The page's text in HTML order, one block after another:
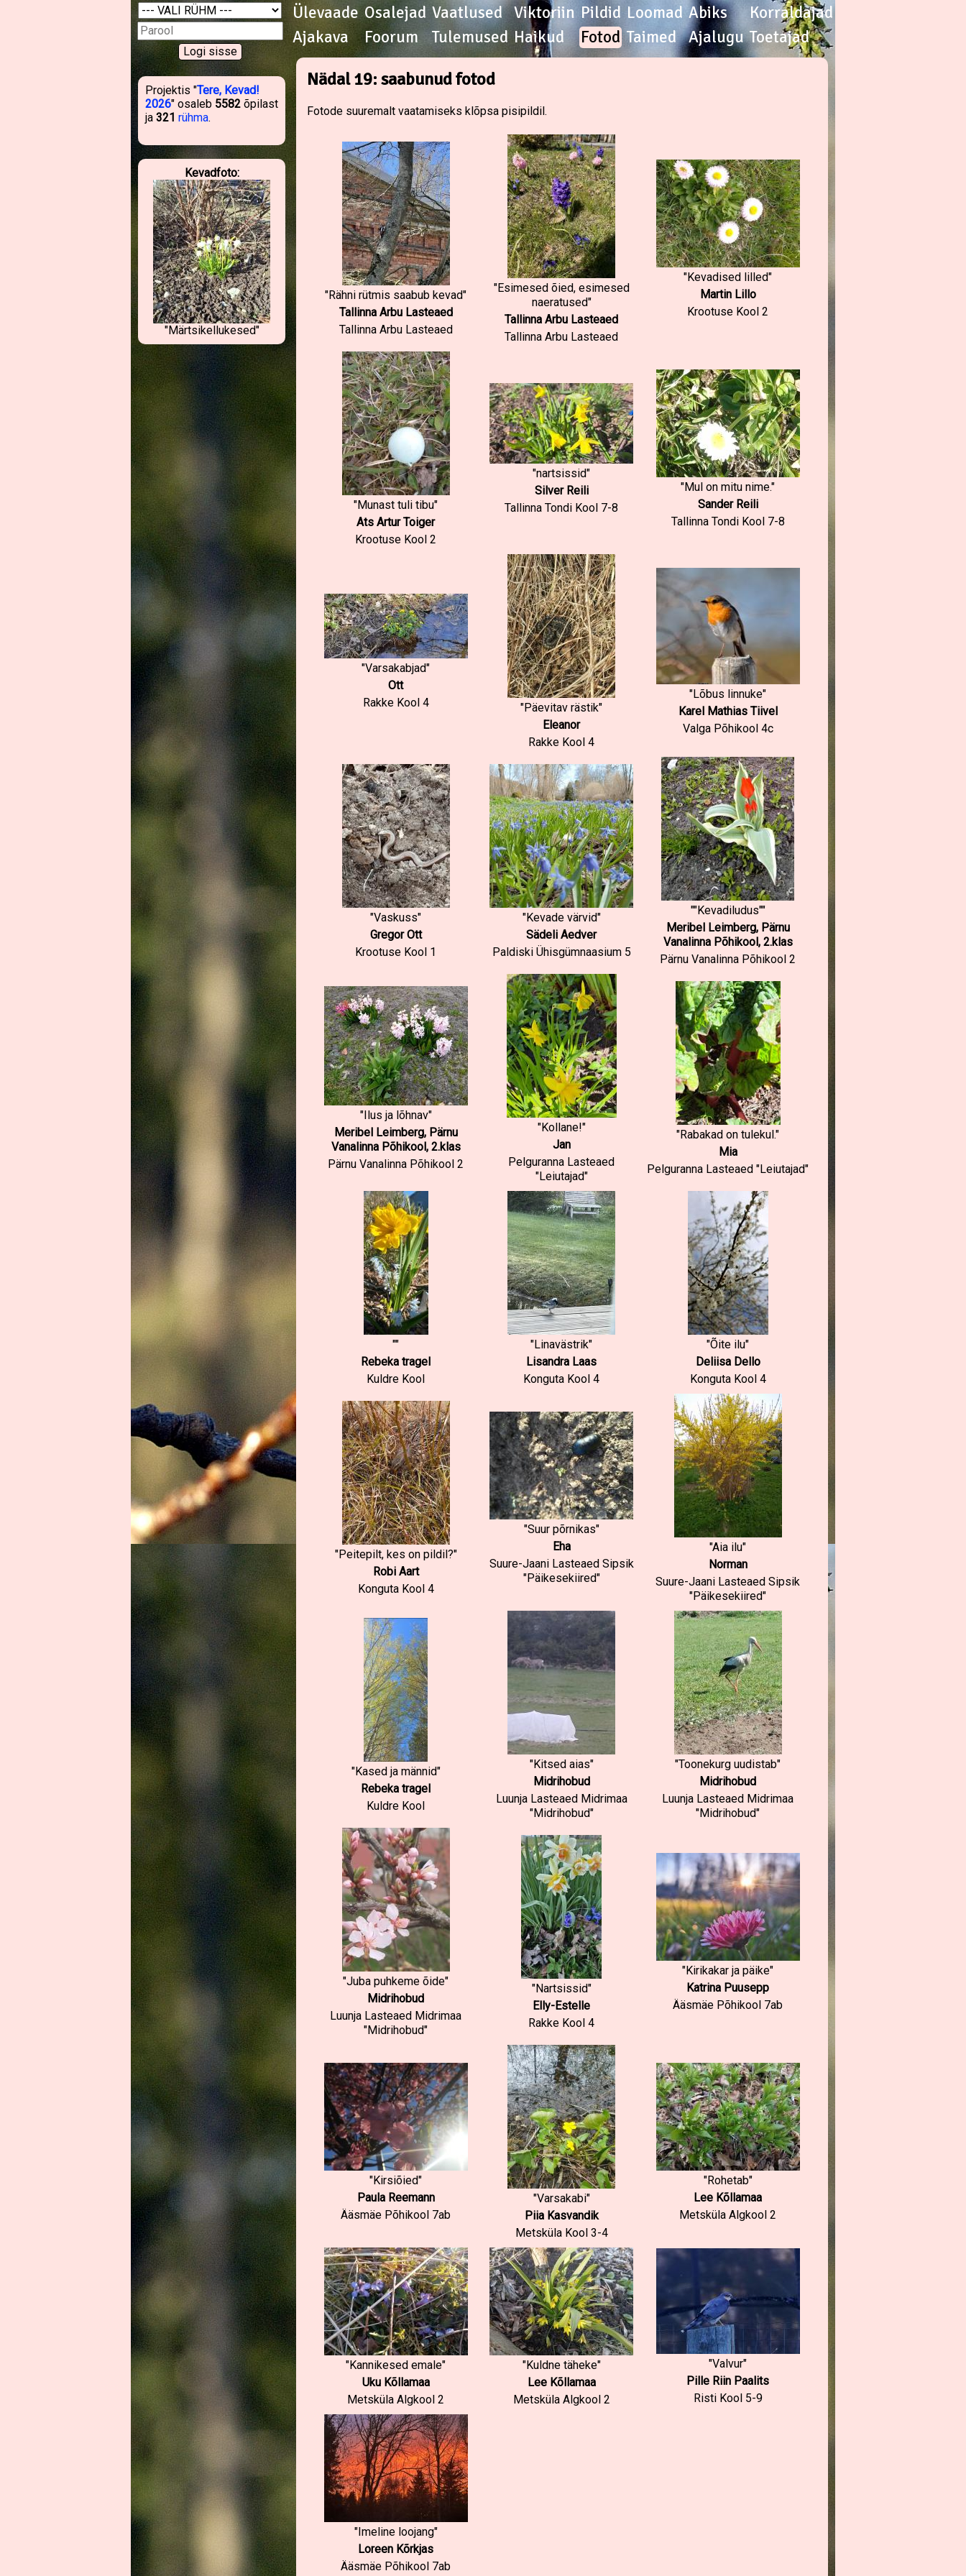
Projektis "Tere, Kevad!
2026" osaleb 5582 õpilast
ja 321 rühma.
Kevadfoto:
"Märtsikellukesed"
Ülevaade Osalejad Vaatlused Viktoriin Pildid Loomad Abiks
Korraldajad
Ajakava
Foorum Tulemused Haikud Fotod Taimed Ajalugu Toetajad
Nädal 19: saabunud fotod
Fotode suuremalt vaatamiseks klõpsa pisipildil.
"Rähni rütmis saabub kevad"
Tallinna Arbu Lasteaed
Tallinna Arbu Lasteaed
"Esimesed õied, esimesed
naeratused"
Tallinna Arbu Lasteaed
Tallinna Arbu Lasteaed
"Kevadised lilled"
Martin Lillo
Krootuse Kool 2
"Munast tuli tibu"
Ats Artur Toiger
Krootuse Kool 2
"nartsissid"
Silver Reili
Tallinna Tondi Kool 7-8
"Mul on mitu nime."
Sander Reili
Tallinna Tondi Kool 7-8
"Varsakabjad"
Ott
Rakke Kool 4
"Päevitav rästik"
Eleanor
Rakke Kool 4
"Lõbus linnuke"
Karel Mathias Tiivel
Valga Põhikool 4c
"Vaskuss"
Gregor Ott
Krootuse Kool 1
"Kevade värvid"
Sädeli Aedver
Paldiski Ühisgümnaasium 5
""Kevadiludus""
Meribel Leimberg, Pärnu
Vanalinna Põhikool, 2.klas
Pärnu Vanalinna Põhikool 2
"Ilus ja lõhnav"
Meribel Leimberg, Pärnu
Vanalinna Põhikool, 2.klas
Pärnu Vanalinna Põhikool 2
"Kollane!"
Jan
Pelguranna Lasteaed
"Leiutajad"
"Rabakad on tulekul."
Mia
Pelguranna Lasteaed "Leiutajad"
""
Rebeka tragel
Kuldre Kool
"Linavästrik"
Lisandra Laas
Konguta Kool 4
"Õite ilu"
Deliisa Dello
Konguta Kool 4
"Peitepilt, kes on pildil?"
Robi Aart
Konguta Kool 4
"Suur põrnikas"
Eha
Suure-Jaani Lasteaed Sipsik
"Päikesekiired"
"Aia ilu"
Norman
Suure-Jaani Lasteaed Sipsik
"Päikesekiired"
"Kased ja männid"
Rebeka tragel
Kuldre Kool
"Kitsed aias"
Midrihobud
Luunja Lasteaed Midrimaa
"Midrihobud"
"Toonekurg uudistab"
Midrihobud
Luunja Lasteaed Midrimaa
"Midrihobud"
"Juba puhkeme õide"
Midrihobud
Luunja Lasteaed Midrimaa
"Midrihobud"
"Nartsissid"
Elly-Estelle
Rakke Kool 4
"Kirikakar ja päike"
Katrina Puusepp
Ääsmäe Põhikool 7ab
"Kirsiõied"
Paula Reemann
Ääsmäe Põhikool 7ab
"Varsakabi"
Piia Kasvandik
Metsküla Kool 3-4
"Rohetab"
Lee Kõllamaa
Metsküla Algkool 2
"Kannikesed emale"
Uku Kõllamaa
Metsküla Algkool 2
"Kuldne täheke"
Lee Kõllamaa
Metsküla Algkool 2
"Valvur"
Pille Riin Paalits
Risti Kool 5-9
"Imeline loojang"
Loreen Kõrkjas
Ääsmäe Põhikool 7ab